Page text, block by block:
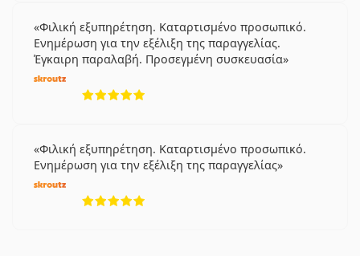
Φιλική εξυπηρέτηση. Καταρτισμένο προσωπικό.
Ενημέρωση για την εξέλιξη της παραγγελίας.
Έγκαιρη παραλαβή. Προσεγμένη συσκευασία
Φιλική εξυπηρέτηση. Καταρτισμένο προσωπικό.
Ενημέρωση για την εξέλιξη της παραγγελίας